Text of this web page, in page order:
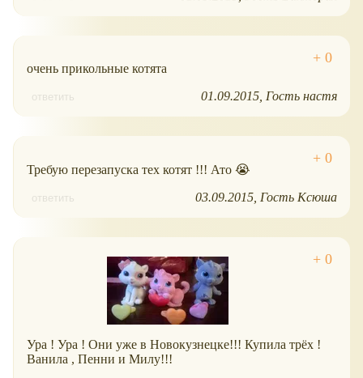
очень прикольные котята
ответить 01.09.2015 Гость настя
Требую перезапуска тех котят !!! Ато 😭
ответить 03.09.2015 Гость Ксюша
Ура ! Ура ! Они уже в Новокузнецке!!! Купила трёх !
Ванила , Пенни и Милу!!!